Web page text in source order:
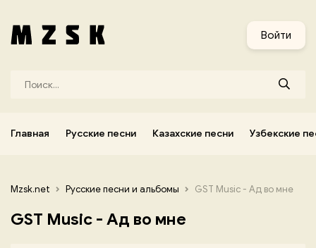
Войти
Главная Русские песни Казахские песни Узбекские
Mzsk.net Русские песни и альбомы GST Music - Ад во мне
GST Music - Ад во мне
Узбекские песни Корейские песни